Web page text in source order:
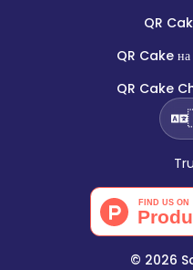
QR
QR Cake
QR Cake
© 2026